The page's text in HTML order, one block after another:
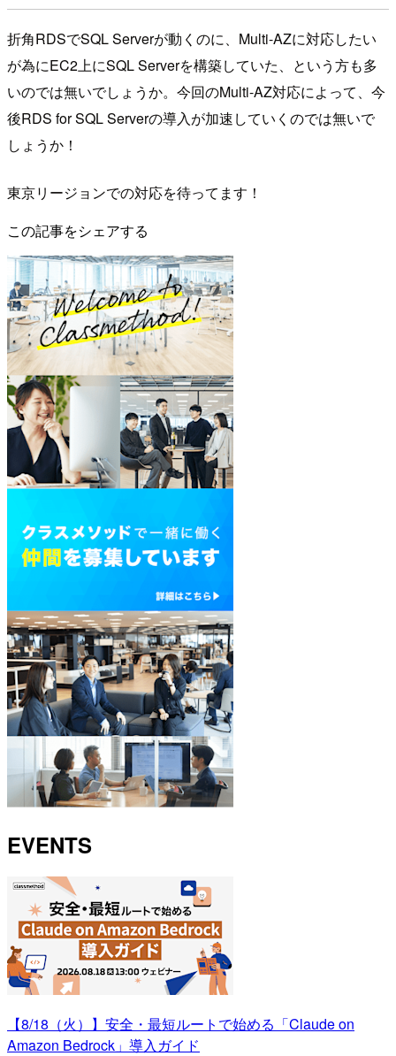
折角RDSでSQL Serverが動くのに、Multi-AZに対応したい
が為にEC2上にSQL Serverを構築していた、という方も多
いのでは無いでしょうか。今回のMulti-AZ対応によって、今
後RDS for SQL Serverの導入が加速していくのでは無いで
しょうか！
東京リージョンでの対応を待ってます！
この記事をシェアする
EVENTS
【8/18（火）】安全・最短ルートで始める「Claude on
Amazon Bedrock」導入ガイド